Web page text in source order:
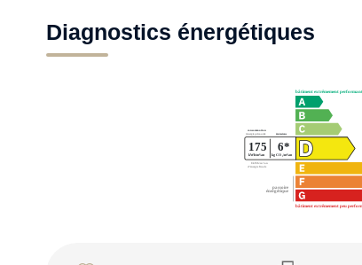
Diagnostics énergétiques